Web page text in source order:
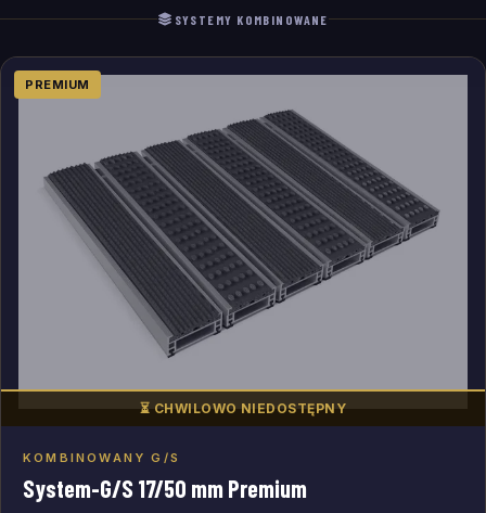
SYSTEMY KOMBINOWANE
PREMIUM
⏳ CHWILOWO NIEDOSTĘPNY
KOMBINOWANY G/S
System-G/S 17/50 mm Premium